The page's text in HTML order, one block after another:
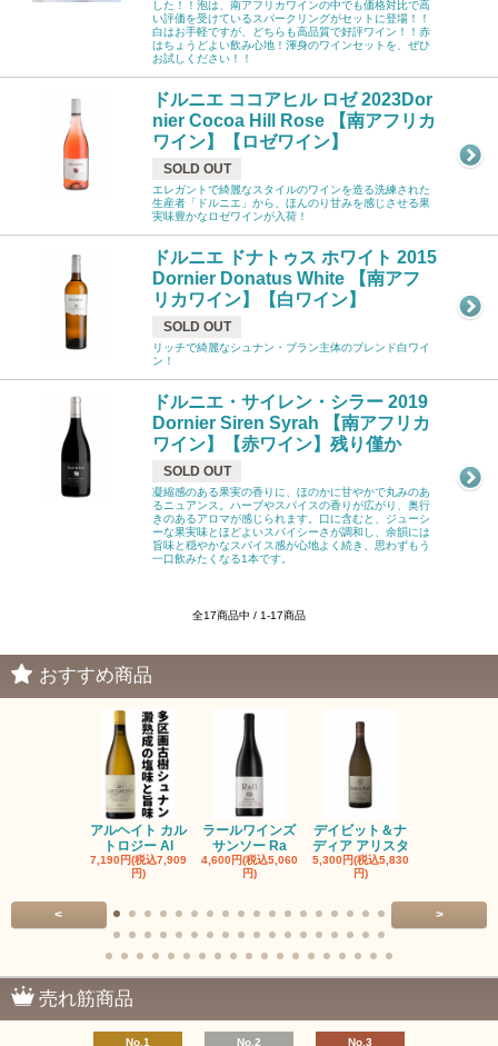
した！！泡は、南アフリカワインの中でも価格対比で高
い評価を受けているスパークリングがセットに登場！！
白はお手軽ですが、どちらも高品質で好評ワイン！！赤
はちょうどよい飲み心地！渾身のワインセットを、ぜひ
お試しください！！
ドルニエ ココアヒル ロゼ 2023Dor
nier Cocoa Hill Rose 【南アフリカ
ワイン】【ロゼワイン】
SOLD OUT
エレガントで綺麗なスタイルのワインを造る洗練された
生産者「ドルニエ」から、ほんのり甘みを感じさせる果
実味豊かなロゼワインが入荷！
ドルニエ ドナトゥス ホワイト 2015
Dornier Donatus White 【南アフ
リカワイン】【白ワイン】
SOLD OUT
リッチで綺麗なシュナン・ブラン主体のブレンド白ワイ
ン！
ドルニエ・サイレン・シラー 2019
Dornier Siren Syrah 【南アフリカ
ワイン】【赤ワイン】残り僅か
SOLD OUT
凝縮感のある果実の香りに、ほのかに甘やかで丸みのあ
るニュアンス。ハーブやスパイスの香りが広がり、奥行
きのあるアロマが感じられます。口に含むと、ジューシ
ーな果実味とほどよいスパイシーさが調和し、余韻には
旨味と穏やかなスパイス感が心地よく続き、思わずもう
一口飲みたくなる1本です。
全17商品中 / 1-17商品
おすすめ商品
アルヘイト カル
トロジー Al
7,190円(税込7,909
円)
ラールワインズ
サンソー Ra
4,600円(税込5,060
円)
デイビット＆ナ
ディア アリスタ
5,300円(税込5,830
円)
< >
売れ筋商品
No.1 No.2 No.3